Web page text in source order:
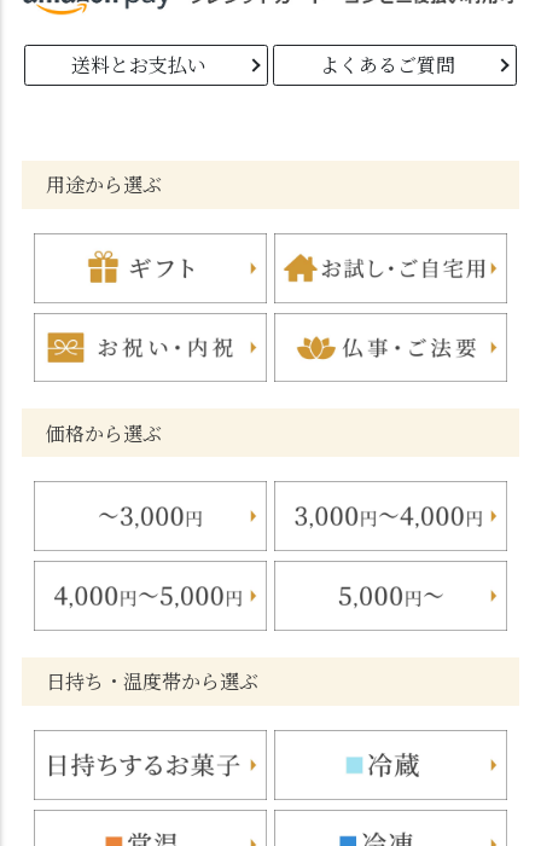
送料とお支払い よくあるご質問
用途から選ぶ
価格から選ぶ
日持ち・温度帯から選ぶ